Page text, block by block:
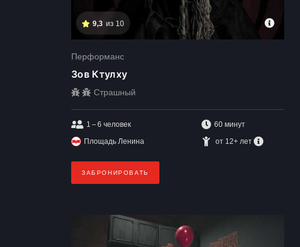
9,3 из 10
Перформанс
Зов Ктулху
Страшный
1 – 6 человек 60 минут
Площадь Ленина от 12+ лет
ЗАБРОНИРОВАТЬ